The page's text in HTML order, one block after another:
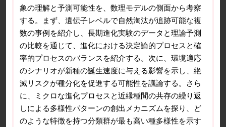
象の理解と予測可能性を、数理モデルの側面から考察
する。まず、遺伝子レベルで自然淘汰が追跡可能な複
数の事例を紹介し、長期進化実験のデータと理論予測
の比較を通じて、進化における決定論的プロセスと確
率的プロセスのバランスを紹介する。次に、環境適応
のシナリオが新種の誕生速度に与える影響を示し、絶
滅リスクが種分化を促進する可能性を議論する。さら
に、ミクロな進化プロセスと近縁種間の共存の繰り返
しによる多様性パターンの創出メカニズムを探り、ど
のような特徴を持つ分類群が最も高い種多様性を示す